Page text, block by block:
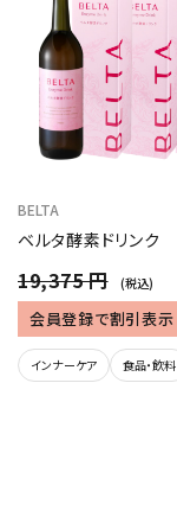
BELTA
ベルタ酵素ドリンク
19,375 円 (税込)
会員登録で割引表示
インナーケア 食品・飲料